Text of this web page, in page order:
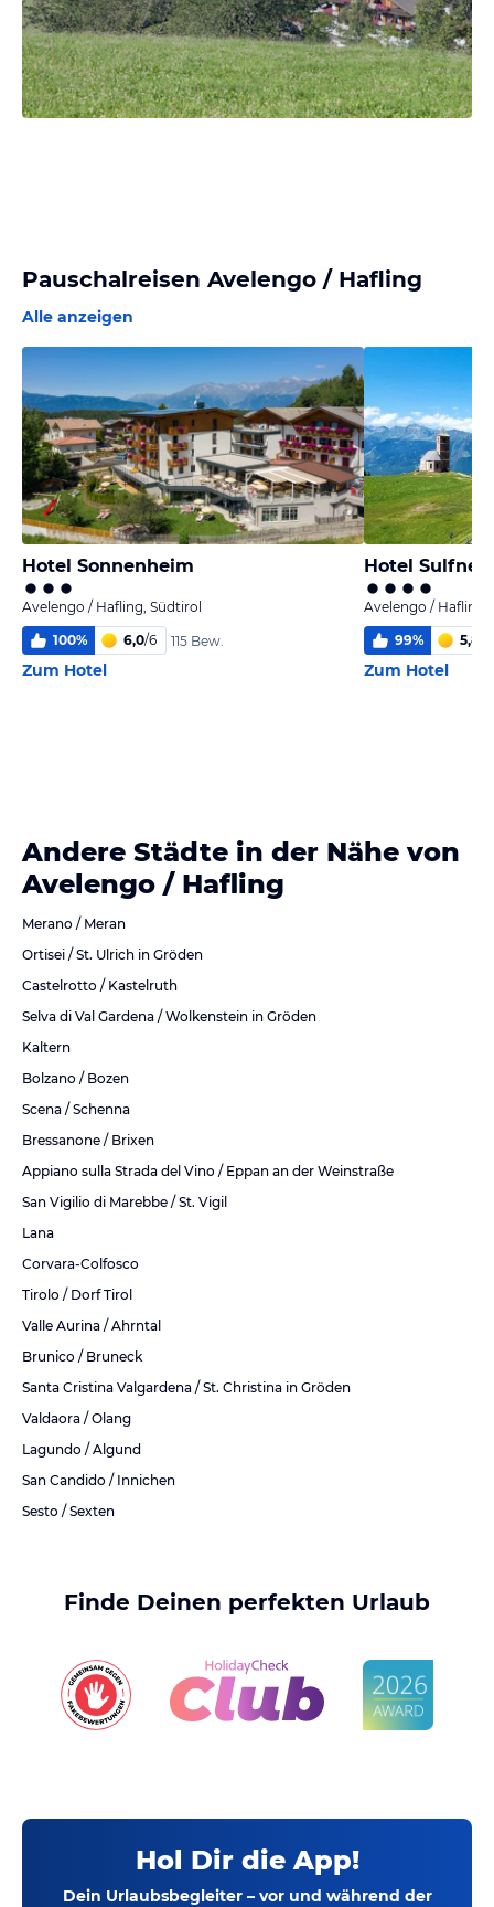
Pauschalreisen Avelengo / Hafling
Alle anzeigen
Hotel Sonnenheim
Avelengo / Hafling, Südtirol
100% 6,0/6 115 Bew.
Zum Hotel
Hotel Sulfner
Avelengo / Hafling,
99% 5,8
Zum Hotel
Andere Städte in der Nähe von
Avelengo / Hafling
Merano / Meran
Ortisei / St. Ulrich in Gröden
Castelrotto / Kastelruth
Selva di Val Gardena / Wolkenstein in Gröden
Kaltern
Bolzano / Bozen
Scena / Schenna
Bressanone / Brixen
Appiano sulla Strada del Vino / Eppan an der Weinstraße
San Vigilio di Marebbe / St. Vigil
Lana
Corvara-Colfosco
Tirolo / Dorf Tirol
Valle Aurina / Ahrntal
Brunico / Bruneck
Santa Cristina Valgardena / St. Christina in Gröden
Valdaora / Olang
Lagundo / Algund
San Candido / Innichen
Sesto / Sexten
Finde Deinen perfekten Urlaub
Hol Dir die App!
Dein Urlaubsbegleiter – vor und während der